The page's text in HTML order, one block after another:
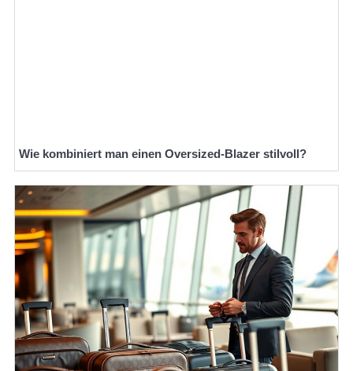
Wie kombiniert man einen Oversized-Blazer stilvoll?